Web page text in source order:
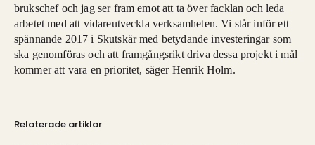
brukschef och jag ser fram emot att ta över facklan och leda
arbetet med att vidareutveckla verksamheten. Vi står inför ett
spännande 2017 i Skutskär med betydande investeringar som
ska genomföras och att framgångsrikt driva dessa projekt i mål
kommer att vara en prioritet, säger Henrik Holm.
Relaterade artiklar